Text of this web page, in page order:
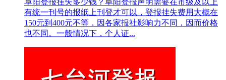
阜阳登报挂失多少钱？阜阳登报声明需要在市级及以上
有统一刊号的报纸上刊登才可以，登报挂失费用大概在
150元到400元不等，因各家报社影响力不同，因而价格
也不同。一般情况下，个人证...